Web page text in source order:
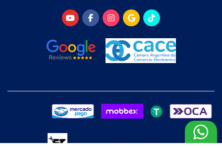
Desarrollado y Diseñado por FoxTienda